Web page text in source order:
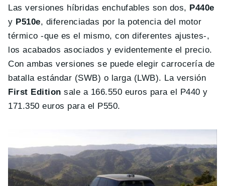
Las versiones híbridas enchufables son dos, P440e
y P510e, diferenciadas por la potencia del motor
térmico -que es el mismo, con diferentes ajustes-,
los acabados asociados y evidentemente el precio.
Con ambas versiones se puede elegir carrocería de
batalla estándar (SWB) o larga (LWB). La versión
First Edition sale a 166.550 euros para el P440 y
171.350 euros para el P550.